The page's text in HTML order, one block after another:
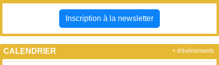
Inscription à la newsletter
CALENDRIER + d'évènements